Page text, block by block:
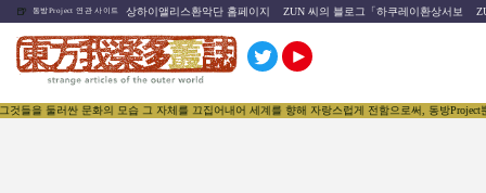
🍺 동방Project 연관 사이트 상하이앨리스환악단 홈페이지 ZUN 씨의 블로그「하쿠레이환상서보
둘러싼 문화의 모습 그 자체를 끄집어내어 세계를 향해 자랑스럽게 전함으로써, 동방Project뿐